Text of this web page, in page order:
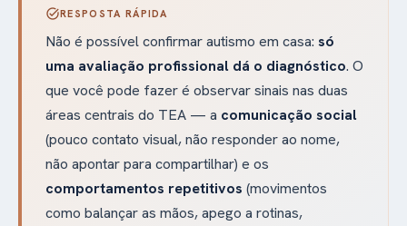
task_altRESPOSTA RÁPIDA
Não é possível confirmar autismo em casa: só
uma avaliação profissional dá o diagnóstico. O
que você pode fazer é observar sinais nas duas
áreas centrais do TEA — a comunicação social
(pouco contato visual, não responder ao nome,
não apontar para compartilhar) e os
comportamentos repetitivos (movimentos
como balançar as mãos, apego a rotinas,